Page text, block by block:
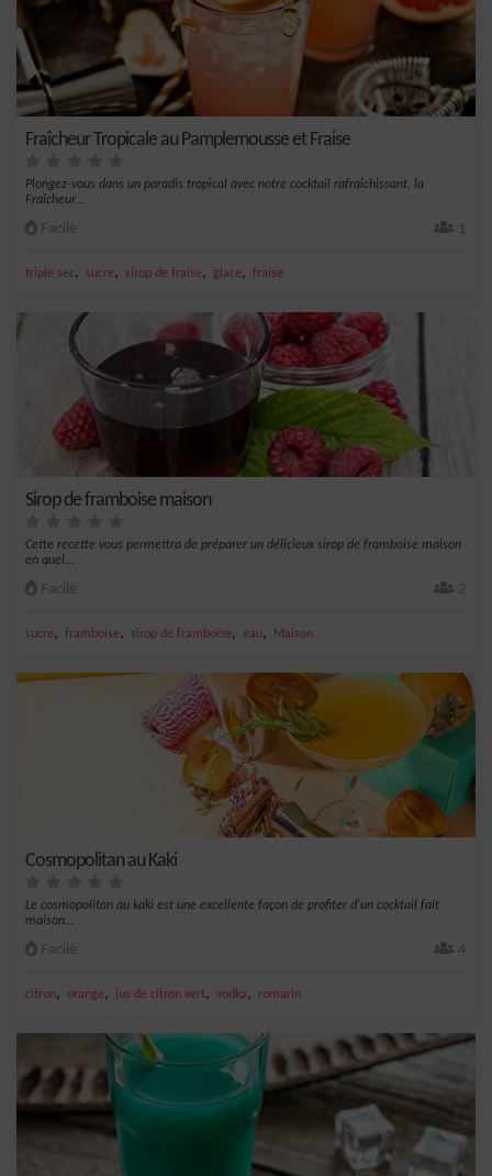
Fraîcheur Tropicale au Pamplemousse et Fraise
Plongez-vous dans un paradis tropical avec notre cocktail rafraîchissant, la
Fraîcheur...
Facile 1
triple sec, sucre, sirop de fraise, glace, fraise
Sirop de framboise maison
Cette recette vous permettra de préparer un délicieux sirop de framboise maison
en quel...
Facile 2
sucre, framboise, sirop de framboise, eau, Maison
Cosmopolitan au Kaki
Le cosmopolitan au kaki est une excellente façon de profiter d'un cocktail fait
maison...
Facile 4
citron, orange, jus de citron vert, vodka, romarin